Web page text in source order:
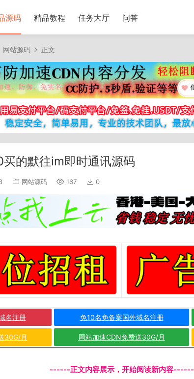
源码 精品教程 任务大厅 问答
网站源码 正文
的默往im即时通讯源码
网站源码 167 0
名注册 免10名免备案国外域名注册
30G/月 网站加速CDN免费送30G/月
------正文内容展示，开始阅读新内容------